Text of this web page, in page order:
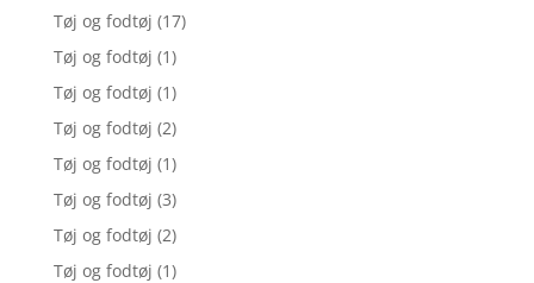
Tøj og fodtøj (17)
Tøj og fodtøj (1)
Tøj og fodtøj (1)
Tøj og fodtøj (2)
Tøj og fodtøj (1)
Tøj og fodtøj (3)
Tøj og fodtøj (2)
Tøj og fodtøj (1)